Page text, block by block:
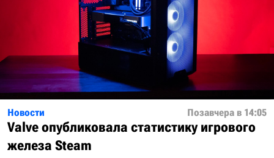
Новости Позавчера в 14:05
Valve опубликовала статистику игрового
железа Steam